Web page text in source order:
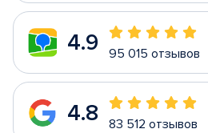
4.9 95 015 отзывов
4.8 83 512 отзывов